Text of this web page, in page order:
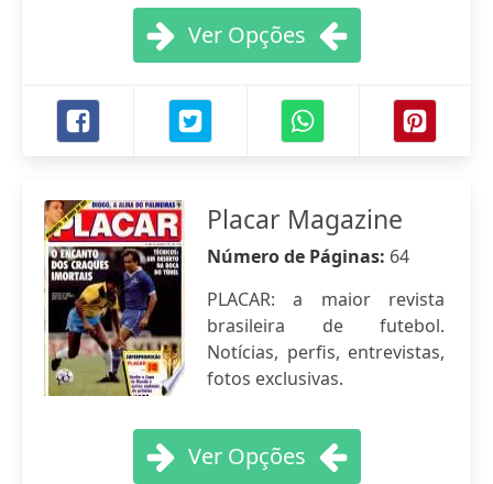
Ver Opções
Placar Magazine
Número de Páginas: 64
PLACAR: a maior revista
brasileira de futebol.
Notícias, perfis, entrevistas,
fotos exclusivas.
Ver Opções